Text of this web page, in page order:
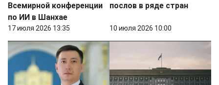
Всемирной конференции
по ИИ в Шанхае
17 июля 2026 13:35
послов в ряде стран
10 июля 2026 10:00